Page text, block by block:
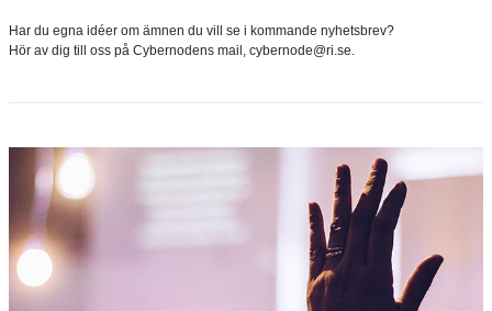
Har du egna idéer om ämnen du vill se i kommande nyhetsbrev?
Hör av dig till oss på Cybernodens mail, cybernode@ri.se.